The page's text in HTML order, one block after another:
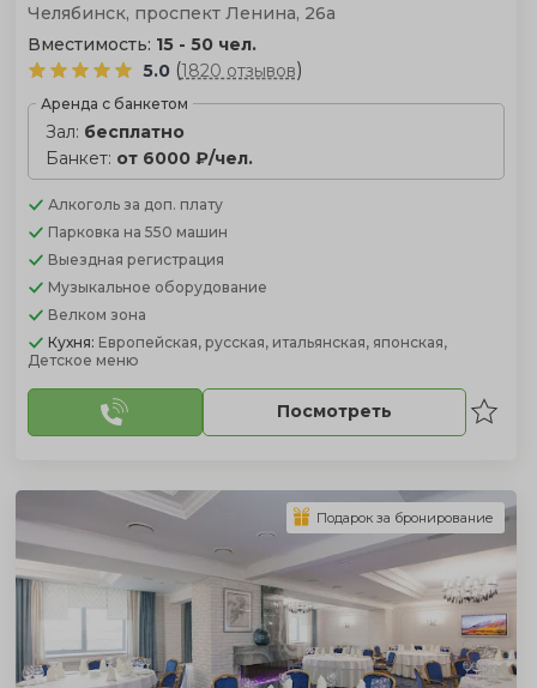
Челябинск, проспект Ленина, 26а
Вместимость: 15 - 50 чел.
5.0 (1820 отзывов)
Аренда с банкетом
Зал: бесплатно
Банкет: от 6000 ₽/чел.
Алкоголь за доп. плату
Парковка на 550 машин
Выездная регистрация
Музыкальное оборудование
Велком зона
Кухня: Европейская, русская, итальянская, японская,
Детское меню
Посмотреть
Подарок за бронирование